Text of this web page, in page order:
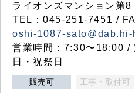
ライオンズマンション第
TEL：045-251-7451 /
oshi-1087-sato@dab.hi-
営業時間：7:30〜18:00 /
日・祝祭日
販売可 工事・取付可